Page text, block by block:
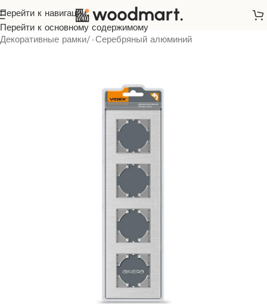
Перейти к навигации
Перейти к основному содержимому
Главная/ Розетки и выключатели/
Декоративные рамки/ Серебряный алюминий